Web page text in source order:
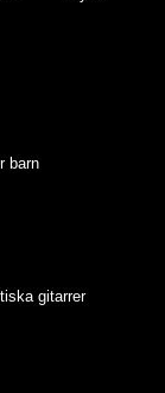
barn
gitarrer